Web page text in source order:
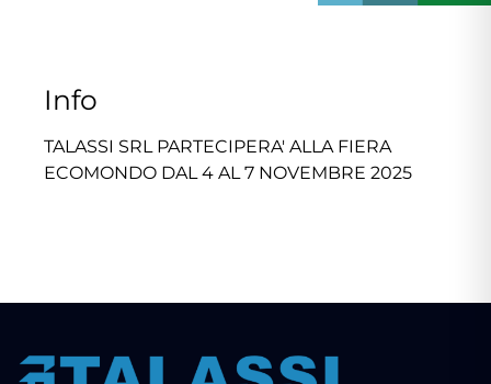
Info
TALASSI SRL PARTECIPERA' ALLA FIERA
ECOMONDO DAL 4 AL 7 NOVEMBRE 2025